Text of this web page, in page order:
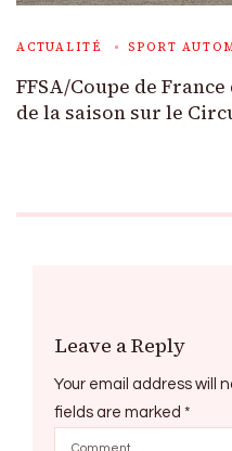
ACTUALITÉ SPORT
FFSA/Coupe de
de la saison sur le
Leave a Reply
Your email address will
fields are marked *